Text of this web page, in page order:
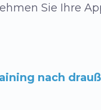
Sie Ihre
nach